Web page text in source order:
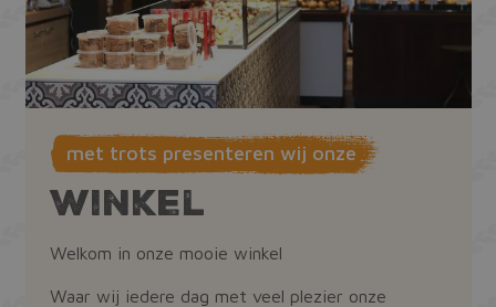
met trots presenteren wij onze
Winkel
Welkom in onze mooie winkel
Waar wij iedere dag met veel plezier onze